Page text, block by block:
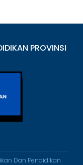
PROVINSI
Dan Pendidikan